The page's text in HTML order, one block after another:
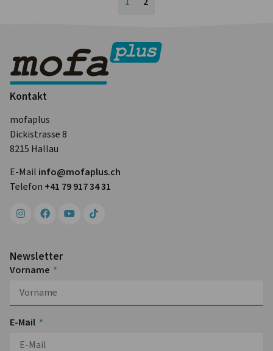
Kontakt
mofaplus
Dickistrasse 8
8215 Hallau
E-Mail info@mofa­plus.ch
Telefon +41 79 917 34 31
Newsletter
Vorname
E-Mail